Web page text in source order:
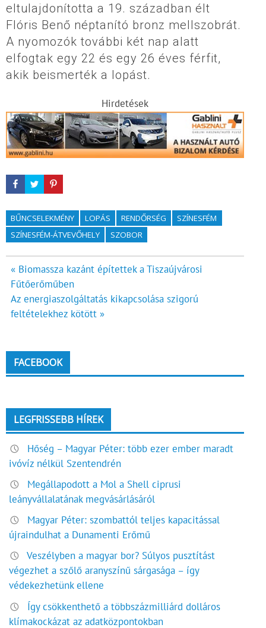
eltulajdonította a 19. században élt
Flóris Benő néptanító bronz mellszobrát.
A nyomozók további két nap alatt
elfogtak egy 22 és egy 26 éves férfit,
akik beismerték a lopást.
Hirdetések
BŰNCSELEKMÉNY LOPÁS RENDŐRSÉG
SZÍNESFÉM
SZÍNESFÉM-ÁTVEVŐHELY
SZOBOR
Bejegyzés
navigáció
« Biomassza kazánt építettek a Tiszaújvárosi
Fűtőerőműben
Az energiaszolgáltatás kikapcsolása szigorú
feltételekhez kötött »
FACEBOOK
LEGFRISSEBB HÍREK
Hőség – Magyar Péter: több ezer ember maradt
ivóvíz nélkül Szentendrén
Megállapodott a Mol a Shell ciprusi
leányvállalatának megvásárlásáról
Magyar Péter: szombattól teljes kapacitással
újraindulhat a Dunamenti Erőmű
Veszélyben a magyar bor? Súlyos pusztítást
végezhet a szőlő aranyszínű sárgasága – így
védekezhetünk ellene
Így csökkenthető a többszázmilliárd dolláros
klímakockázat az adatközpontokban